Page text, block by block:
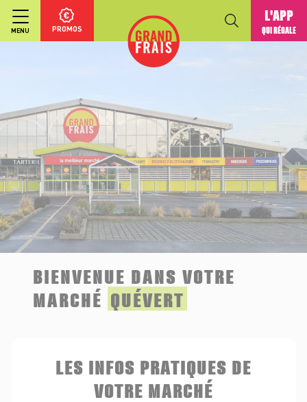
MENU PROMOS
L'APP
QUI RÉGALE
BIENVENUE DANS VOTRE
MARCHÉ QUÉVERT
LES INFOS PRATIQUES DE
VOTRE MARCHÉ